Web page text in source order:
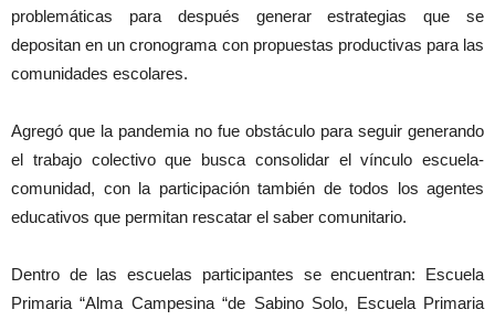
problemáticas para después generar estrategias que se
depositan en un cronograma con propuestas productivas para las
comunidades escolares.
Agregó que la pandemia no fue obstáculo para seguir generando
el trabajo colectivo que busca consolidar el vínculo escuela-
comunidad, con la participación también de todos los agentes
educativos que permitan rescatar el saber comunitario.
Dentro de las escuelas participantes se encuentran: Escuela
Primaria “Alma Campesina “de Sabino Solo, Escuela Primaria